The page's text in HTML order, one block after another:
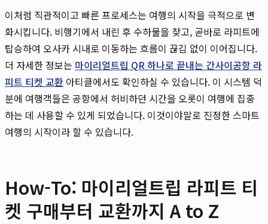
이처럼 직관적이고 빠른 프로세스는 여행의 시작을 극적으로 변
화시킵니다. 비행기에서 내린 후 수하물을 찾고, 곧바로 라피트에
탑승하여 오사카 시내로 이동하는 흐름이 끊김 없이 이어집니다.
더 자세한 정보는 마이리얼트립 QR 하나로 끝내는 간사이공항 라
피트 티켓 교환 아티클에서도 확인하실 수 있습니다. 이 시스템 덕
분에 여행객들은 공항에서 허비하던 시간을 오롯이 여행에 집중
하는 데 사용할 수 있게 되었습니다. 이것이야말로 진정한 스마트
여행의 시작이라 할 수 있습니다.
How-To: 마이리얼트립 라피트 티
켓 구매부터 교환까지 A to Z